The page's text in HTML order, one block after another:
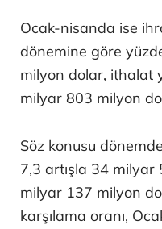
Ocak-nisanda ise
dönemine göre
milyon dolar, ithalat
milyar 803 milyon
Söz konusu
7,3 artışla 34
milyar 137 milyon
karşılama oranı,